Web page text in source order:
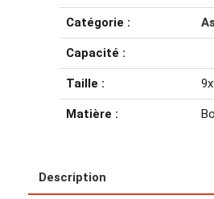
Catégorie :
Capacité :
Taille :
Matière :
Description